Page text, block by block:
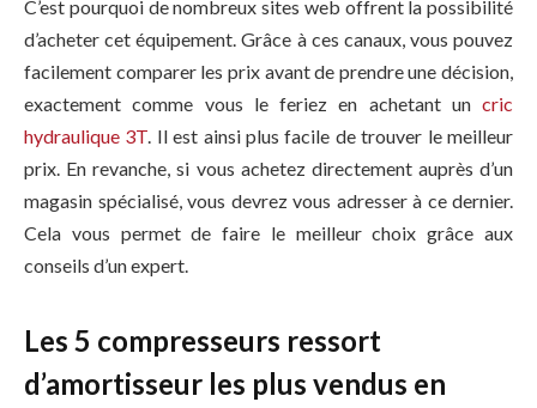
C’est pourquoi de nombreux sites web offrent la possibilité
d’acheter cet équipement. Grâce à ces canaux, vous pouvez
facilement comparer les prix avant de prendre une décision,
exactement comme vous le feriez en achetant un cric
hydraulique 3T. Il est ainsi plus facile de trouver le meilleur
prix. En revanche, si vous achetez directement auprès d’un
magasin spécialisé, vous devrez vous adresser à ce dernier.
Cela vous permet de faire le meilleur choix grâce aux
conseils d’un expert.
Les 5 compresseurs ressort
d’amortisseur les plus vendus en